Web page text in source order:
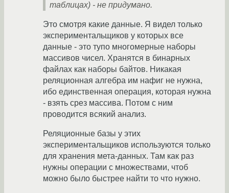
таблицах) - не придумано.
Это смотря какие данные. Я видел только
экспериментальщиков у которых все
данные - это тупо многомерные наборы
массивов чисел. Хранятся в бинарных
файлах как наборы байтов. Никакая
реляционная алгебра им нафиг не нужна,
ибо единственная операция, которая нужна
- взять срез массива. Потом с ним
проводится всякий анализ.
Реляционные базы у этих
экспериментальщиков используются только
для хранения мета-данных. Там как раз
нужны операции с множествами, чтоб
можно было быстрее найти то что нужно.